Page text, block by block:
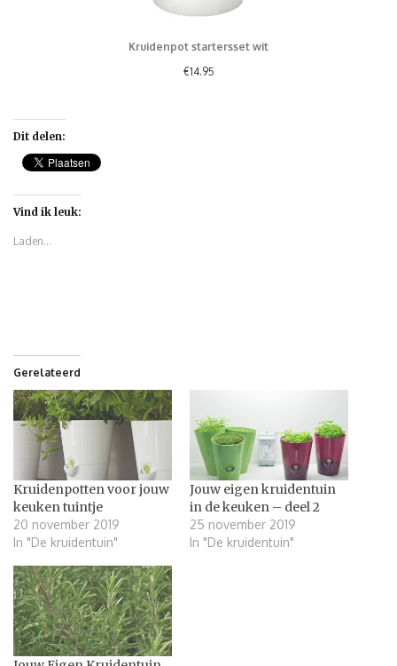
Kruidenpot startersset wit
€14.95
Dit delen:
Vind ik leuk:
Laden...
Gerelateerd
Kruidenpotten voor jouw
keuken tuintje
20 november 2019
In "De kruidentuin"
Jouw eigen kruidentuin
in de keuken – deel 2
25 november 2019
In "De kruidentuin"